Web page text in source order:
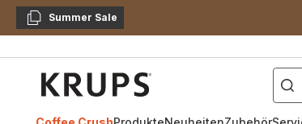
KopierenSummer Sale